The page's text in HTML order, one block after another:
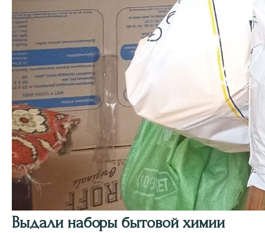
Выдали наборы бытовой химии